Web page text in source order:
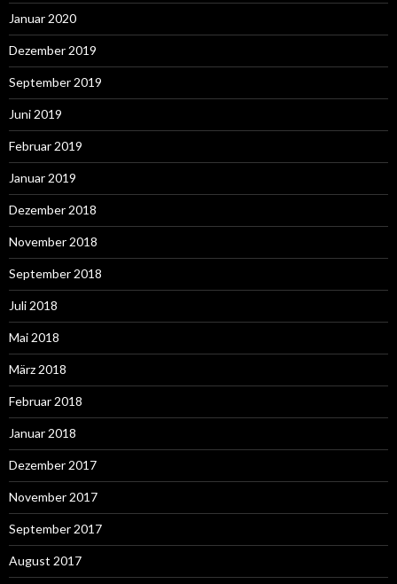
Januar 2020
Dezember 2019
September 2019
Juni 2019
Februar 2019
Januar 2019
Dezember 2018
November 2018
September 2018
Juli 2018
Mai 2018
März 2018
Februar 2018
Januar 2018
Dezember 2017
November 2017
September 2017
August 2017